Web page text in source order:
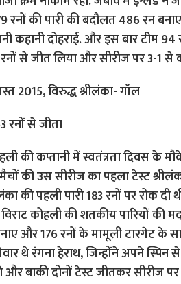
की पारी की बदौलत 486 रन
कहानी दोहराई. और इस बार टीम
से जीत लिया और सीरीज पर 3-1 से
2015, विरुद्ध श्रीलंका- गॉल
रनों से जीता
की कप्तानी में स्वतंत्रता दिवस के
की उस सीरीज का पहला टेस्ट
की पहली पारी 183 रनों पर रोक
कोहली की शतकीय पारियों की
और 176 रनों के मामूली टारगेट के
थे रंगना हेराथ, जिन्होंने अपने
और बाकी दोनों टेस्ट जीतकर सीरीज